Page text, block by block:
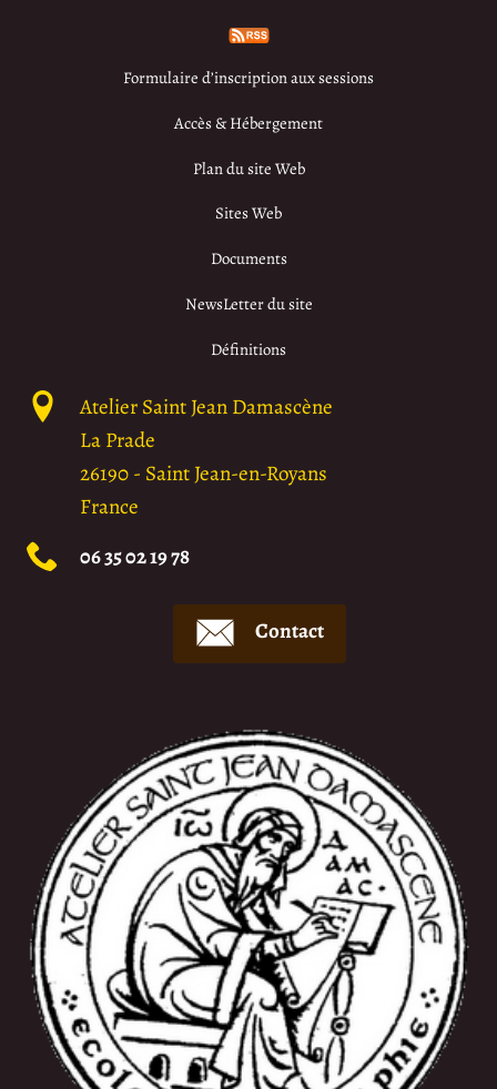
Formulaire d’inscription aux sessions
Accès & Hébergement
Plan du site Web
Sites Web
Documents
NewsLetter du site
Définitions
Atelier Saint Jean Damascène
La Prade
26190- Saint Jean-en-Royans
France
06 35 02 19 78
Contact